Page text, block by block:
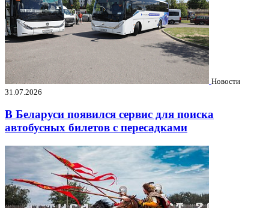
Новости
31.07.2026
В Беларуси появился сервис для поиска
автобусных билетов с пересадками